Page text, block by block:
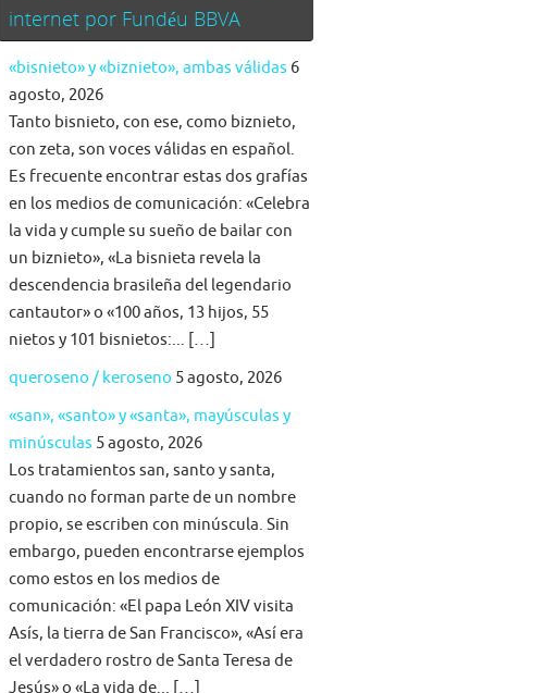
internet por Fundéu BBVA
«bisnieto» y «biznieto», ambas válidas 6
agosto, 2026
Tanto bisnieto, con ese, como biznieto,
con zeta, son voces válidas en español.
Es frecuente encontrar estas dos grafías
en los medios de comunicación: «Celebra
la vida y cumple su sueño de bailar con
un biznieto», «La bisnieta revela la
descendencia brasileña del legendario
cantautor» o «100 años, 13 hijos, 55
nietos y 101 bisnietos:... […]
queroseno / keroseno 5 agosto, 2026
«san», «santo» y «santa», mayúsculas y
minúsculas 5 agosto, 2026
Los tratamientos san, santo y santa,
cuando no forman parte de un nombre
propio, se escriben con minúscula. Sin
embargo, pueden encontrarse ejemplos
como estos en los medios de
comunicación: «El papa León XIV visita
Asís, la tierra de San Francisco», «Así era
el verdadero rostro de Santa Teresa de
Jesús» o «La vida de... […]